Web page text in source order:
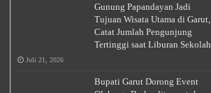
Gunung Papandayan Jadi
Tujuan Wisata Utama di Garut,
Catat Jumlah Pengunjung
Tertinggi saat Liburan Sekolah
Juli 21, 2026
Bupati Garut Dorong Event